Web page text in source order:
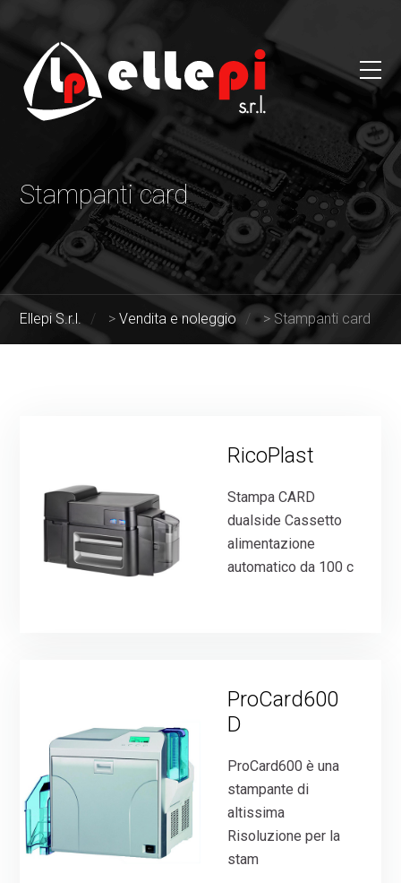
Stampanti card
Ellepi S.r.l. >Vendita e noleggio > Stampanti card
RicoPlast
Stampa CARD
dualside Cassetto
alimentazione
automatico da 100 c
ProCard600
D
ProCard600 è una
stampante di
altissima
Risoluzione per la
stam